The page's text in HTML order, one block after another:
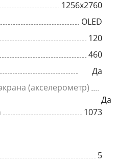
1256x2760
OLED
120
460
Да
(акселерометр)
Да
1073
5